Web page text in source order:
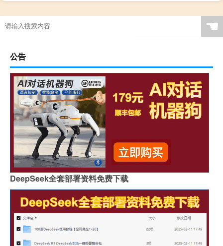
☚
公告
DeepSeek全套部署资料免费下载